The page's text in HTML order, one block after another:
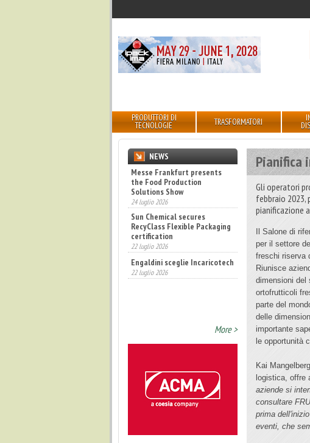
PRODUTTORI DI
TECNOLOGIE TRASFORMATORI
Pianifica
Gli operatori
febbraio
pianificazione
Il Salone di
per il settore
freschi riserva
Riunisce
dimensioni del
ortofrutticoli
parte del
delle
importante
le opportunità
Kai
logistica, offre
aziende si
consultare
prima
eventi, che
NEWS
Sun Chemical secures
RecyClass Flexible Packaging
certification
22 luglio 2026
Engaldini sceglie Incaricotech
22 luglio 2026
Annunciati i finalisti dei
Diamonds Awards 2026 di FTA
Europe
14 luglio 2026
More >